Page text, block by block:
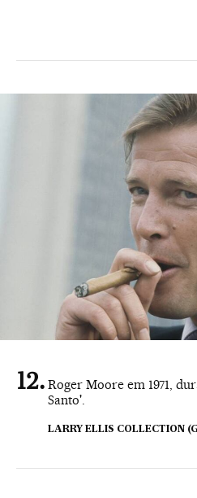
Roger Moore em 1971,
Santo'.
LARRY ELLIS COLLECTION